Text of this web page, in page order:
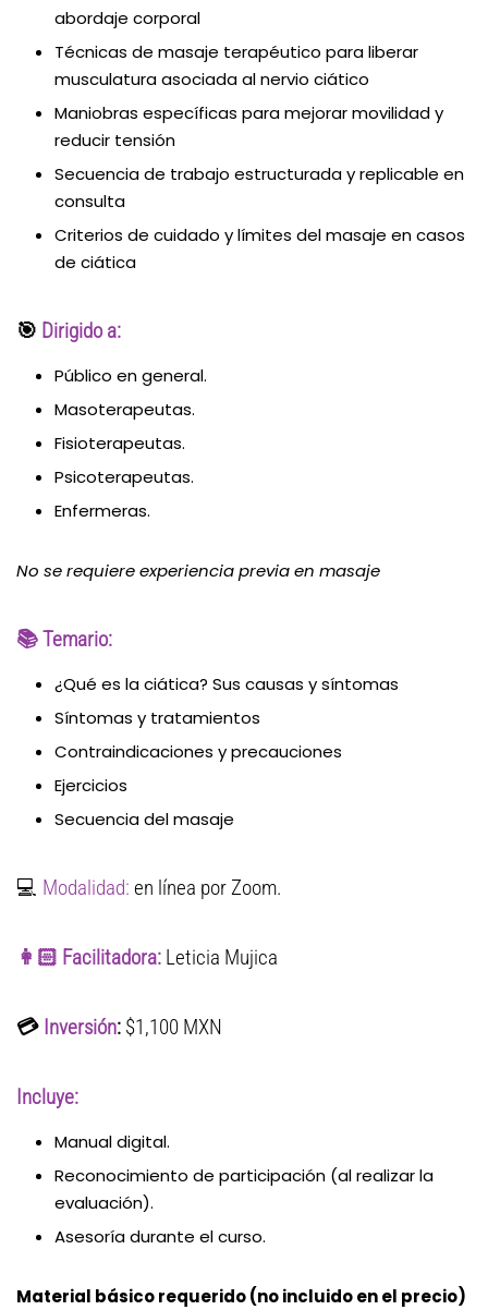
abordaje corporal
Técnicas de masaje terapéutico para liberar
musculatura asociada al nervio ciático
Maniobras específicas para mejorar movilidad y
reducir tensión
Secuencia de trabajo estructurada y replicable en
consulta
Criterios de cuidado y límites del masaje en casos
de ciática
🎯 Dirigido a:
Público en general.
Masoterapeutas.
Fisioterapeutas.
Psicoterapeutas.
Enfermeras.
No se requiere experiencia previa en masaje
📚 Temario:
¿Qué es la ciática? Sus causas y síntomas
Síntomas y tratamientos
Contraindicaciones y precauciones
Ejercicios
Secuencia del masaje
💻 Modalidad: en línea por Zoom.
👩🏻 Facilitadora: Leticia Mujica
💳 Inversión: $1,100 MXN
Incluye:
Manual digital.
Reconocimiento de participación (al realizar la
evaluación).
Asesoría durante el curso.
Material básico requerido (no incluido en el precio)